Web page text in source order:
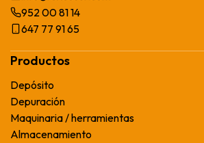
952 00 81 14
647 77 91 65
Productos
Depósito
Depuración
Maquinaria / herramientas
Almacenamiento